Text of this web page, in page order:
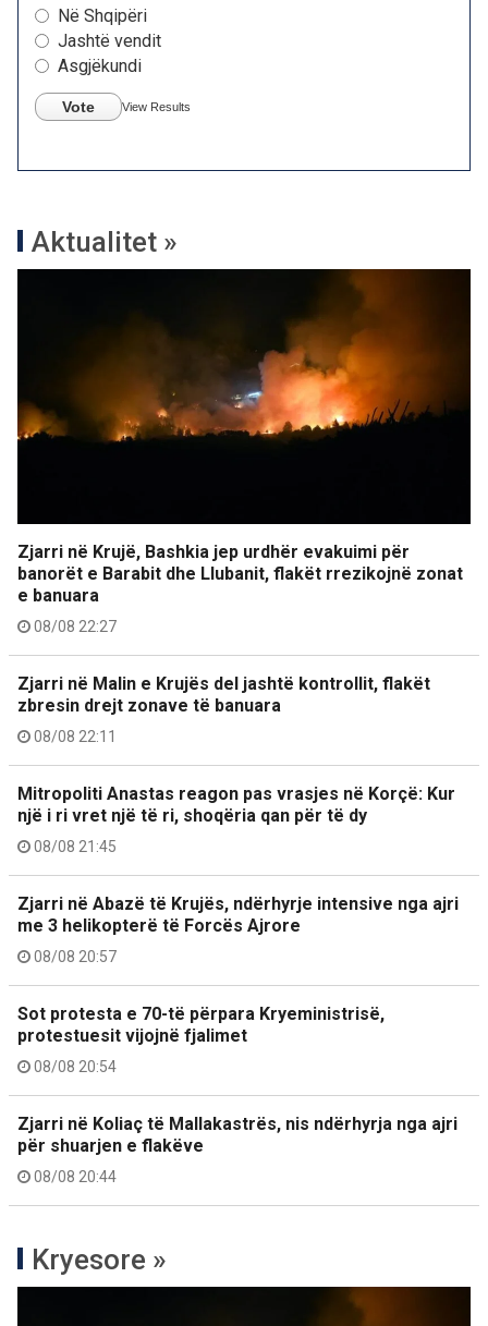
Në Shqipëri
Jashtë vendit
Asgjëkundi
Vote View Results
Aktualitet »
Zjarri në Krujë, Bashkia jep urdhër evakuimi për
banorët e Barabit dhe Llubanit, flakët rrezikojnë zonat
e banuara
08/08 22:27
Zjarri në Malin e Krujës del jashtë kontrollit, flakët
zbresin drejt zonave të banuara
08/08 22:11
Mitropoliti Anastas reagon pas vrasjes në Korçë: Kur
një i ri vret një të ri, shoqëria qan për të dy
08/08 21:45
Zjarri në Abazë të Krujës, ndërhyrje intensive nga ajri
me 3 helikopterë të Forcës Ajrore
08/08 20:57
Sot protesta e 70-të përpara Kryeministrisë,
protestuesit vijojnë fjalimet
08/08 20:54
Zjarri në Koliaç të Mallakastrës, nis ndërhyrja nga ajri
për shuarjen e flakëve
08/08 20:44
Kryesore »